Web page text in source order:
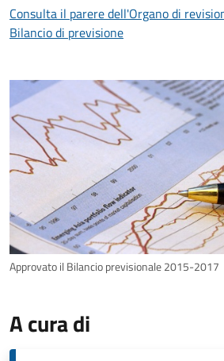
Consulta il parere dell'Organo di
Bilancio di previsione
Approvato il Bilancio previsionale 2015-2017
A cura di